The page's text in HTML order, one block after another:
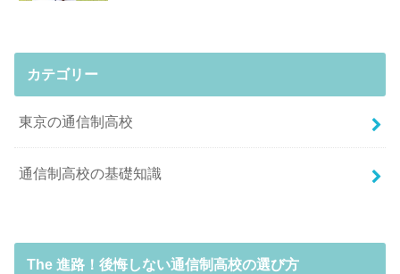
カテゴリー
東京の通信制高校
通信制高校の基礎知識
The 進路！後悔しない通信制高校の選び方